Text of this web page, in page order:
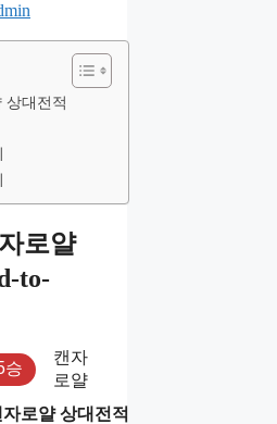
상대전적
로얄
to-
승
캔자
로얄
로얄 상대전적